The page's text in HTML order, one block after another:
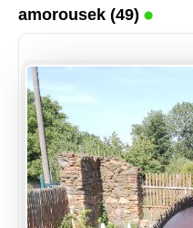
amorousek (49)